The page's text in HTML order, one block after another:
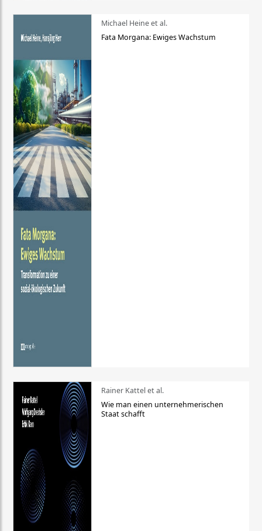
Michael Heine et al.
Fata Morgana: Ewiges Wachstum
Rainer Kattel et al.
Wie man einen unternehmerischen
Staat schafft